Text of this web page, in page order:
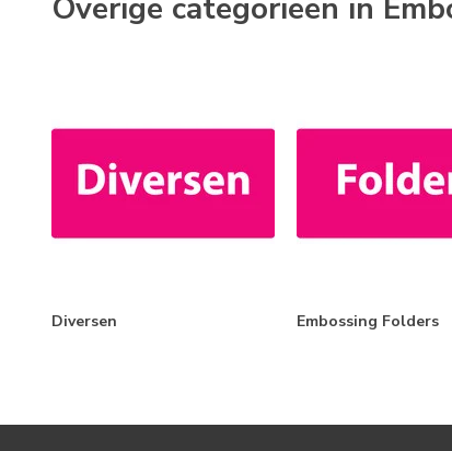
Overige categorieën in
Diversen Embossing Folders